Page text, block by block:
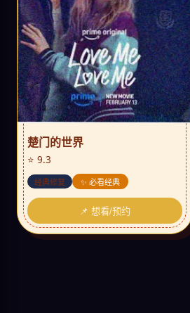
楚门的世界
⭐ 9.3
经典修复 ✨ 必看经典
📌 想看/预约